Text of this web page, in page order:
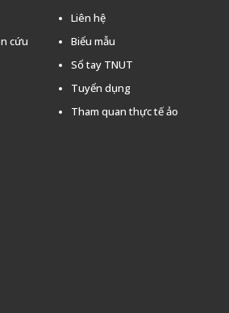
cứu
Liên hệ
Biểu mẫu
Sổ tay TNUT
Tuyển dụng
Tham quan thực tế ảo